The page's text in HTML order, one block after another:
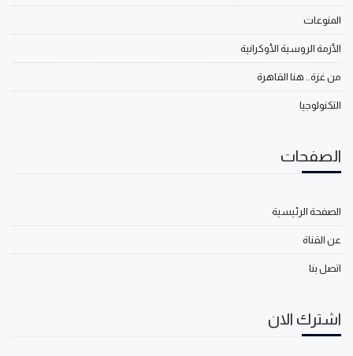
المنوعات
الأزمة الروسية الأوكرانية
من غزة.. هنا القاهرة
التكنولوجيا
الصفحات
الصفحة الرئيسية
عن القناة
اتصل بنا
اشترك الان